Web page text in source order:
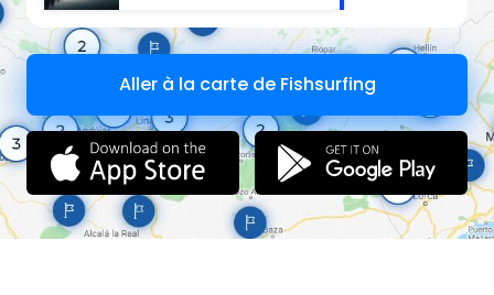
Aller à la carte de Fishsurfing